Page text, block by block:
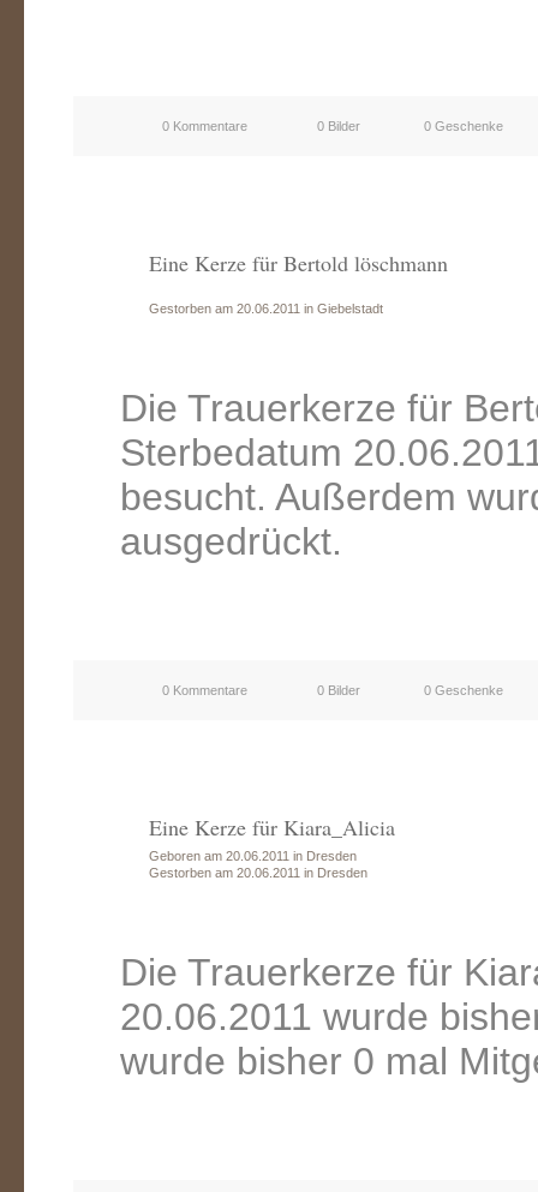
0 Kommentare 0 Bilder 0 Geschenke
Eine Kerze für Bertold löschmann
Gestorben am 20.06.2011 in Giebelstadt
Die Trauerkerze für
Sterbedatum
besucht. Außerdem
ausgedrückt.
0 Kommentare 0 Bilder 0 Geschenke
Eine Kerze für Kiara_Alicia
Geboren am 20.06.2011 in Dresden
Gestorben am 20.06.2011 in Dresden
Die Trauerkerze für
20.06.2011 wurde
wurde bisher 0 mal